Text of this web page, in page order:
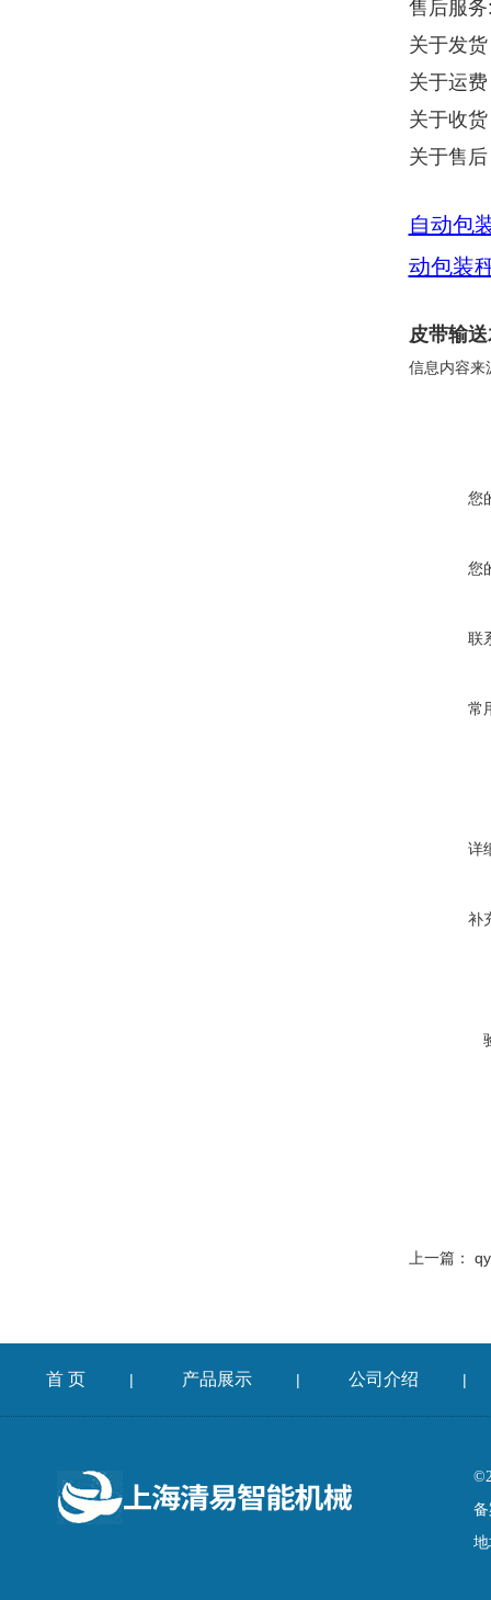
售后服务
关于发
关于运
关于收
关于售
自动包
动包装
皮带输
信息内容来
您
您
联
常
详
补
上一篇：
首 页 | 产品展示 | 公司介绍 |
备